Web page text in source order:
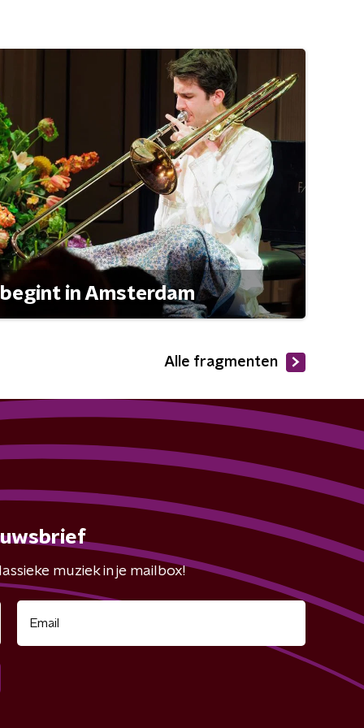
in Amsterdam
Alle fragmenten
muziek in je mailbox!